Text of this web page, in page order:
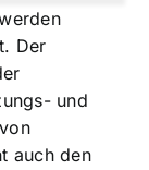
Der
und
auch den